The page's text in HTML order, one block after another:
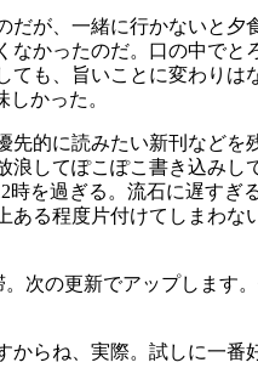
が、一緒に行かないと夕
かったのだ。口の中でと
ても、旨いことに変わりは
かった。
的に読みたい新刊などを
浪してぽこぽこ書き込みし
を過ぎる。流石に遅すぎ
ある程度片付けてしまわな
次の更新でアップします
らね、実際。試しに一番